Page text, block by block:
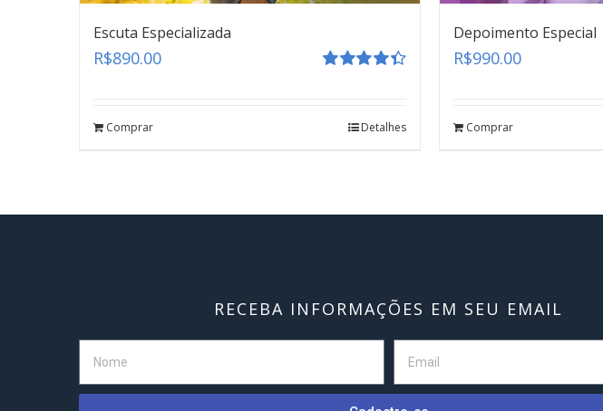
Escuta Especializada
R$890.00
Comprar Detalhes
Depoimento Especial
R$990.00
Comprar
RECEBA INFORMAÇÕES EM SEU EMAIL